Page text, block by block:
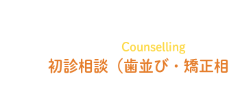
Counselling
初診相談 （歯並び・矯正相